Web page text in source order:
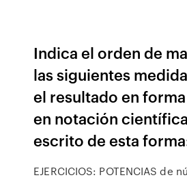
Indica el orden de
las siguientes
el resultado en
en notación
escrito de esta
EJERCICIOS: POTENCIAS de